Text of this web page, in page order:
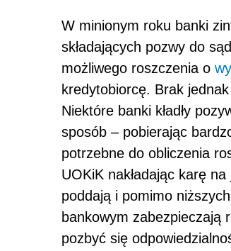
W minionym roku banki
składających pozwy do
możliwego roszczenia o
kredytobiorcę. Brak
Niektóre banki kładły
sposób – pobierając
potrzebne do obliczenia
UOKiK nakładając karę
poddają i pomimo
bankowym zabezpieczają
pozbyć się